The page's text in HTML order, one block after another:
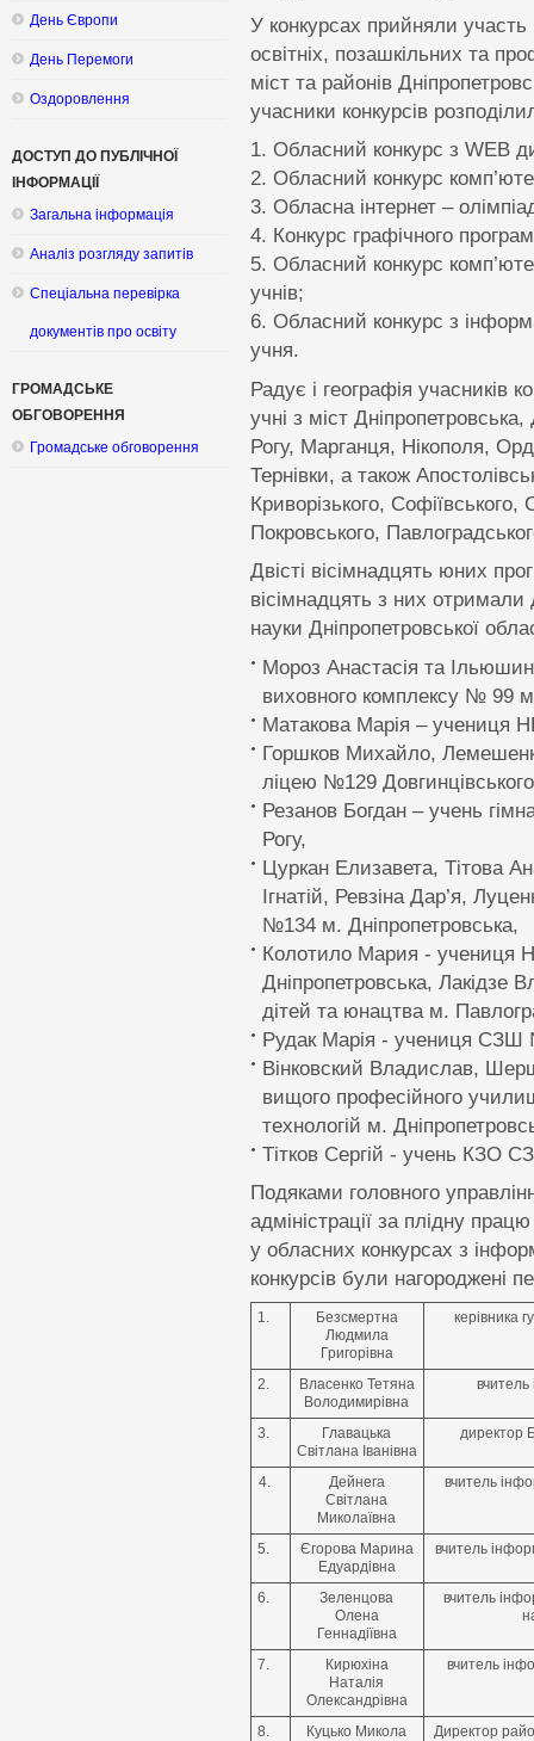
День Європи
День Перемоги
Оздоровлення
ДОСТУП ДО ПУБЛІЧНОЇ
ІНФОРМАЦІЇ
Загальна інформація
Аналіз розгляду запитів
Спеціальна перевірка
документів про освіту
ГРОМАДСЬКЕ
ОБГОВОРЕННЯ
Громадське обговорення
У конкурсах прийняли участь
освітніх, позашкільних та
міст та районів
учасники конкурсів
Обласний конкурс з WEB
Обласний конкурс
Обласна інтернет –
Конкурс графічного
Обласний конкурс
учнів;
Обласний конкурс з
учня.
Радує і географія учасників
учні з міст
Рогу, Марганця, Нікополя,
Тернівки, а також
Криворізького,
Покровського,
Двісті вісімнадцять юних
вісімнадцять з них отримали
науки Дніпропетровської
Мороз Анастасія та
виховного комплексу № 99
Матакова Марiя – учениця
Горшков Михайло,
ліцею №129
Резанов Богдан – учень
Рогу,
Цуркан Елизавета, Тітова
Ігнатій, Ревзіна Дар’я,
№134 м. Дніпропетровська,
Колотило Мария - учениця
Дніпропетровська, Лакідзе
дітей та юнацтва м.
Рудак Марія - учениця СЗШ
Вінковский Владислав,
вищого професійного
технологій м.
Тітков Сергій - учень КЗО
Подяками головного
адміністрації за плідну
у обласних конкурсах з
конкурсів були нагороджені
1.
Безсмертна
Людмила
Григорівна
керівника
2.
Власенко Тетяна
Володимирівна
вчитель
3.
Главацька
Світлана Іванівна
директор
4.
Дейнега
Світлана
Миколаївна
вчитель
5.
Єгорова Марина
Едуардівна
вчитель
6.
Зеленцова
Олена
Геннадіївна
вчитель
7.
Кирюхіна
Наталія
Олександрівна
вчитель
8. Куцько Микола Директор